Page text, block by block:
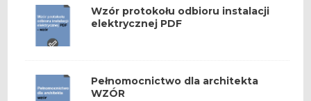
Wzór protokołu odbioru instalacji
elektrycznej PDF
Pełnomocnictwo dla architekta
WZÓR